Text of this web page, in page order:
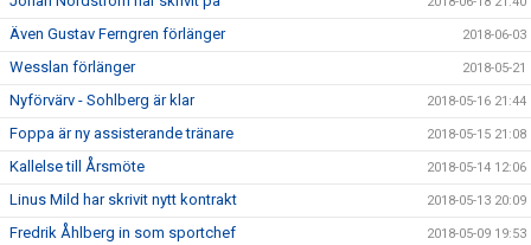
Även Gustav Ferngren förlänger 2018-06-03
Wesslan förlänger 2018-05-21
Nyförvärv - Sohlberg är klar 2018-05-16 21:44
Foppa är ny assisterande tränare 2018-05-15 21:08
Kallelse till Årsmöte 2018-05-14 12:06
Linus Mild har skrivit nytt kontrakt 2018-05-13 20:09
Fredrik Åhlberg in som sportchef 2018-05-09 19:53